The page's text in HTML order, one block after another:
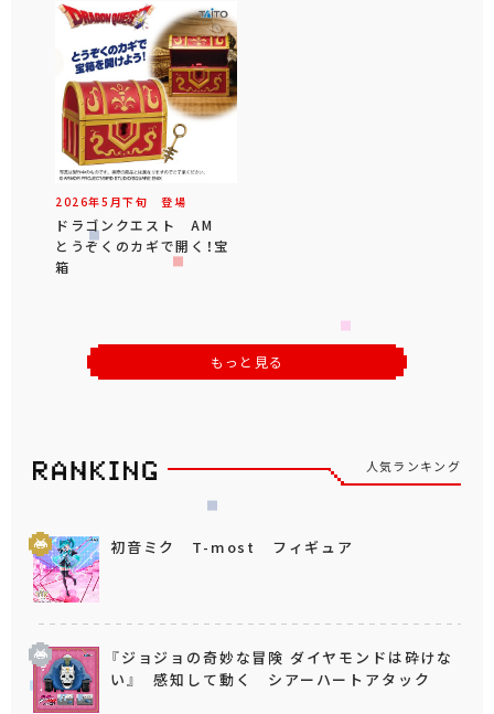
2026年5 月下旬 登場
ドラゴンクエスト AM
とうぞくのカギで開く！宝
箱
もっと見る
人気ランキング
初音ミク T-most フィギュア
『ジョジョの奇妙な冒険 ダイヤモンドは砕けな
い』 感知して動く シアーハートアタック